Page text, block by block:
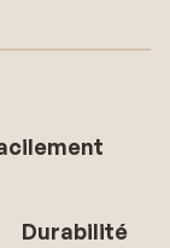
Durabilité